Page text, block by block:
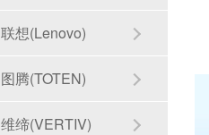
联想(Lenovo)
图腾(TOTEN)
维缔(VERTIV)